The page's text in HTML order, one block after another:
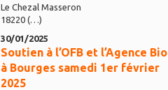
Le Chezal Masseron
18220 (…)
30/01/2025
Soutien à l’OFB et l’Agence Bio
à Bourges samedi 1er février
2025